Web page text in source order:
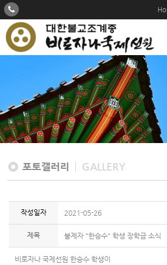
포토갤러리 GALLERY
작성일자 2021-05-26
제목 불제자 "한승수" 학생 장학금 소식
비로자나 국제선원 한승수 학생이